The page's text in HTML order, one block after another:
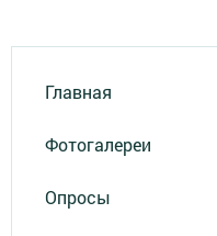
Главная
Фотогалереи
Опросы